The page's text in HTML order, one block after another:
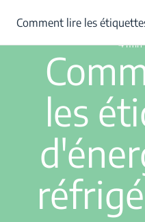
Comment lire les
4 min
les
Comment lire les